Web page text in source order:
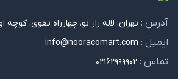
آدرس : تهران، لاله زار نو، چهارراه تقوی، کوچه
ایمیل : info@nooracomart.com
تماس : ۰۲۱۶۲۹۹۹۹۰۲